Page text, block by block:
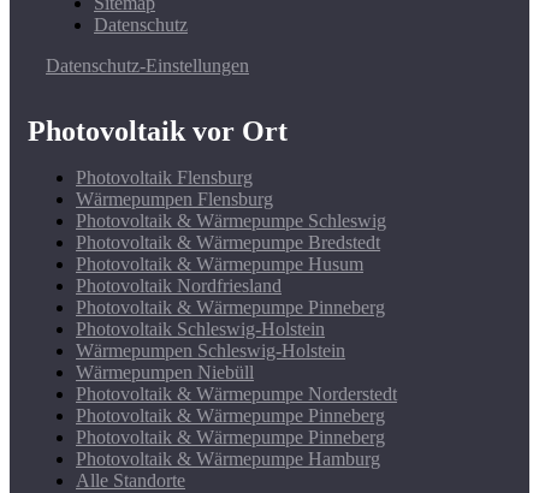
Datenschutz
Datenschutz-Einstellungen
Photovoltaik vor Ort
Photovoltaik Flensburg
Wärmepumpen Flensburg
Photovoltaik & Wärmepumpe Schleswig
Photovoltaik & Wärmepumpe Bredstedt
Photovoltaik & Wärmepumpe Husum
Photovoltaik Nordfriesland
Photovoltaik & Wärmepumpe Pinneberg
Photovoltaik Schleswig-Holstein
Wärmepumpen Schleswig-Holstein
Wärmepumpen Niebüll
Photovoltaik & Wärmepumpe Norderstedt
Photovoltaik & Wärmepumpe Pinneberg
Photovoltaik & Wärmepumpe Pinneberg
Photovoltaik & Wärmepumpe Hamburg
Alle Standorte